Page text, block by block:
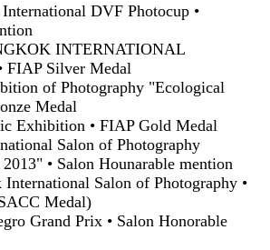
DVF Photocup •
INTERNATIONAL
FIAP Silver Medal
of Photography "Ecological
Medal
Exhibition • FIAP Gold Medal
Salon of Photography
• Salon Hounarable mention
International Salon of Photography •
Medal)
Grand Prix • Salon Honorable